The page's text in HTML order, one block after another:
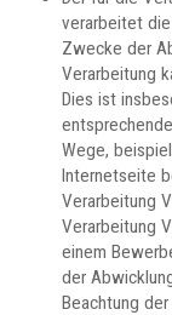
verarbeitet
Zwecke der
Verarbeitung
Dies ist
Wege,
Internetseite
Verarbeitung
Verarbeitung
einem
der
Beachtung